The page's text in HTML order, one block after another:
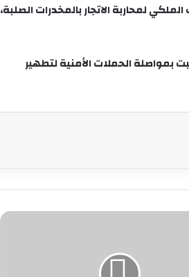
لمحاربة الاتجار بالمخدرات الصلبة،
بمواصلة الحملات الأمنية لتطهير